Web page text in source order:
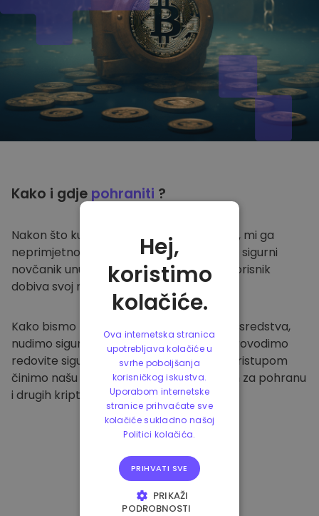
Kako i gdje pohraniti ?
Nakon što kupite na Kriptomat platformi , mi ga
neprimjetno prenosimo u vaš namjenski i sigurni
novčanik unutar naše platforme. Svaki korisnik
dobiva svoj novčanik.
Kako bismo zaštitili naše klijente i njihova sredstva,
nudimo sigurnu izvanmrežnu pohranu i provodimo
redovite sigurnosne provjere. Ovakvim pristupom
činimo našu platformu sigurnim mjestom za pohranu
i drugih kriptovaluta.
Hej,
koristimo
kolačiće.
Ova internetska stranica
upotrebljava kolačiće u
svrhe poboljšanja
korisničkog iskustva.
Uporabom internetske
stranice prihvaćate sve
kolačiće sukladno našoj
Politici kolačića.
PRIHVATI SVE
PRIKAŽI
PODROBNOSTI